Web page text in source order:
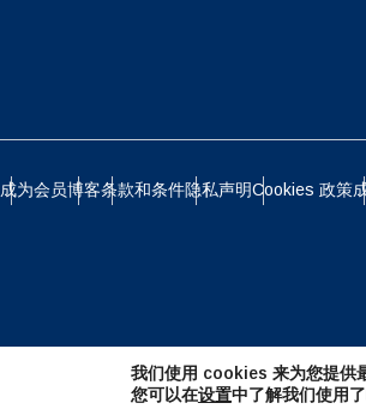
成为会员博客条款和条件隐私声明Cookies 政策
Polski
简体中文
CAD - 加元（$）
CHF - 瑞士法郎
我们使用 cookies 来为您提供
您可以在设置中了解我们使用